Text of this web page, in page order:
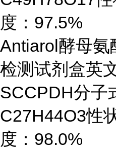
度：97.5%
Antiarol酵母
检测试剂盒英
SCCPDH分子
C27H44O3性
度：98.0%